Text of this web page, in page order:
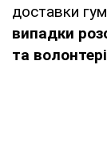
доставки
випадки
та